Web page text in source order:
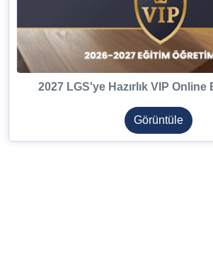
2027 LGS'ye Hazırlık VIP Online
Görüntüle